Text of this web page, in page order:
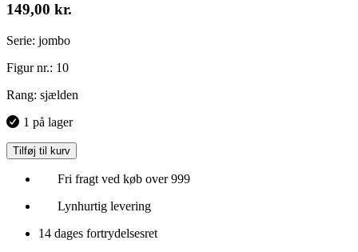
149,00 kr.
Serie: jombo
Figur nr.: 10
Rang: sjælden
1 på lager
Tilføj til kurv
Fri fragt ved køb over 999
Lynhurtig levering
14 dages fortrydelsesret